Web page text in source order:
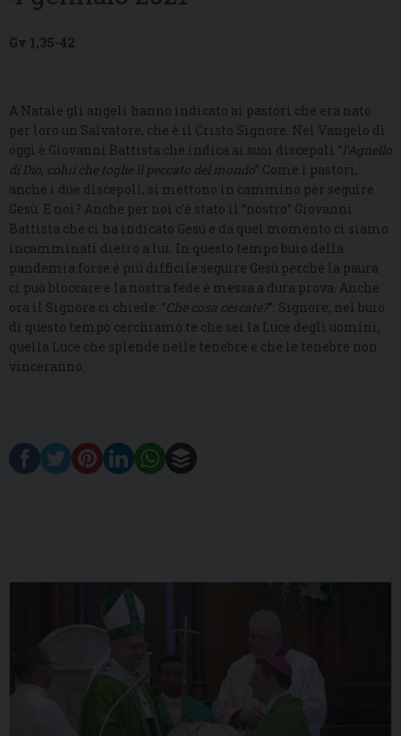
Gv 1,35-42
A Natale gli angeli hanno indicato ai pastori che era nato
per loro un Salvatore, che è il Cristo Signore. Nel Vangelo di
oggi è Giovanni Battista che indica ai suoi discepoli “l’Agnello
di Dio, colui che toglie il peccato del mondo”.Come i pastori,
anche i due discepoli, si mettono in cammino per seguire
Gesù. E noi? Anche per noi c’è stato il “nostro” Giovanni
Battista che ci ha indicato Gesù e da quel momento ci siamo
incamminati dietro a lui. In questo tempo buio della
pandemia forse è più difficile seguire Gesù perché la paura
ci può bloccare e la nostra fede è messa a dura prova. Anche
ora il Signore ci chiede: “Che cosa cercate?”. Signore, nel buio
di questo tempo cerchiamo te che sei la Luce degli uomini,
quella Luce che splende nelle tenebre e che le tenebre non
vinceranno.